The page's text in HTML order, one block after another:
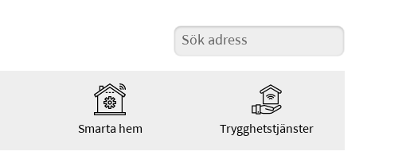
Smarta hem Trygghetstjänster